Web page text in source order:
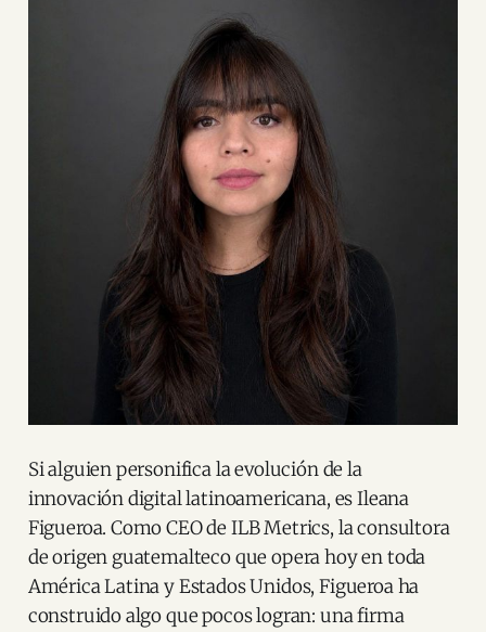
Si alguien personifica la evolución de la
innovación digital latinoamericana, es Ileana
Figueroa. Como CEO de ILB Metrics, la consultora
de origen guatemalteco que opera hoy en toda
América Latina y Estados Unidos, Figueroa ha
construido algo que pocos logran: una firma